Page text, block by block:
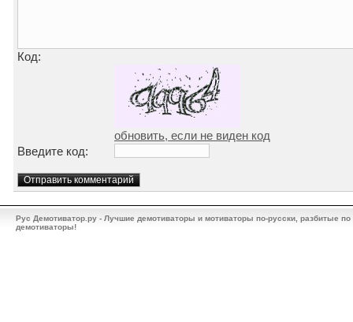
Код:
обновить, если не виден код
Введите код:
Рус Демотиватор.ру - Лучшие демотиваторы и мотиваторы по-русски, разбитые
демотиваторы!